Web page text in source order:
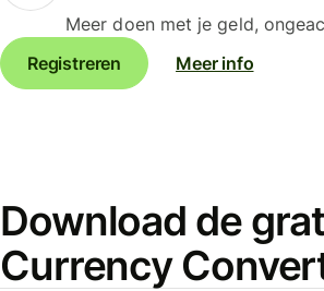
Meer doen met je geld,
Registreren
Meer info
Download de
Currency